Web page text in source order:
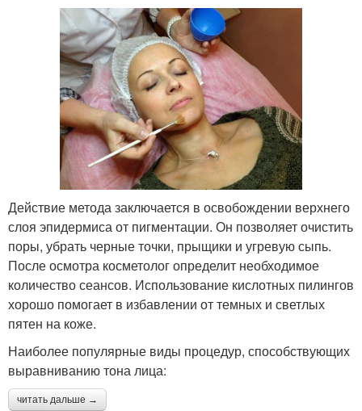
Действие метода заключается в освобождении верхнего
слоя эпидермиса от пигментации. Он позволяет очистить
поры, убрать черные точки, прыщики и угревую сыпь.
После осмотра косметолог определит необходимое
количество сеансов. Использование кислотных пилингов
хорошо помогает в избавлении от темных и светлых
пятен на коже.
Наиболее популярные виды процедур, способствующих
выравниванию тона лица:
читать дальше →